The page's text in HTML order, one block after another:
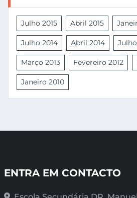
Julho 2015 Abril 2015
Julho 2014 Abril 2014
Março 2013 Fevereiro 2012
Janeiro 2010
ENTRA EM CONTACTO